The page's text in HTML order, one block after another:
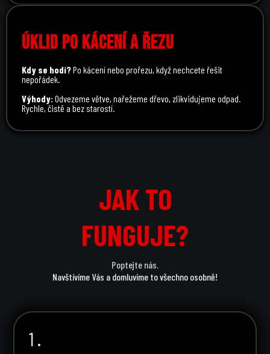
ÚKLID PO KÁCENÍ A ŘEZU
Kdy se hodí?Po kácení nebo prořezu, když nechcete řešit
nepořádek.
Výhody:Odvezeme větve, nařežeme dřevo, zlikvidujeme odpad.
Rychle, čistě a bez starostí.
JAK TO
JAK TO
FUNGUJE?
FUNGUJE?
Poptejte nás.
Navštívíme Vás a domluvíme to všechno osobně!
1 .